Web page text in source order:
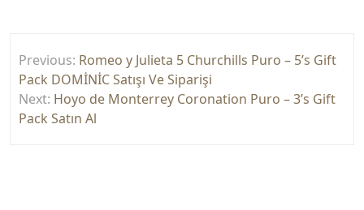
gezinmesi
Previous: Romeo y Julieta 5 Churchills Puro – 5’s Gift
Pack DOMİNİC Satışı Ve Siparişi
Next: Hoyo de Monterrey Coronation Puro – 3’s Gift
Pack Satın Al